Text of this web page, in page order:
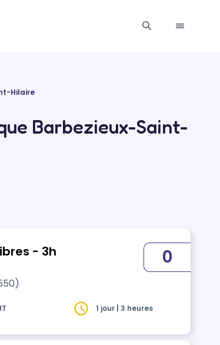
Hilaire
Barbezieux-Saint-
- 3h 0
1 jour | 3 heures